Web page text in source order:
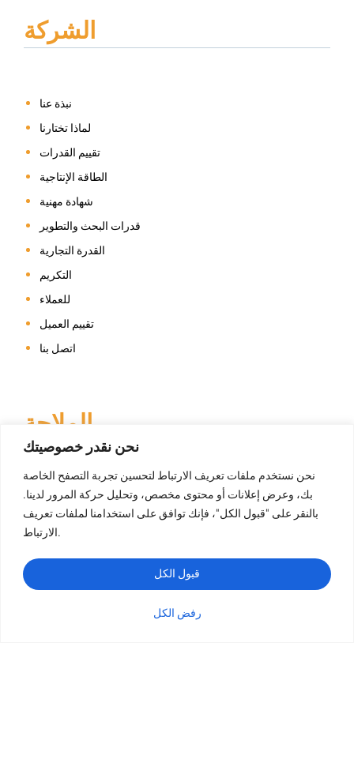
نحن نقدر خصوصيتك
نحن نستخدم ملفات تعريف الارتباط لتحسين تجربة التصفح الخاصة
بك، وعرض إعلانات أو محتوى مخصص، وتحليل حركة المرور لدينا.
بالنقر على "قبول الكل"، فإنك توافق على استخدامنا لملفات تعريف
الارتباط.
رفض الكل
قبول الكل
الشركة
نبذة عنا
لماذا تختارنا
تقييم القدرات
الطاقة الإنتاجية
شهادة مهنية
قدرات البحث والتطوير
القدرة التجارية
التكريم
للعملاء
تقييم العميل
اتصل بنا
الملاحة
طباعة الكتب
طباعة الكتب ذات الغلاف المقوى
طباعة الكتب بغلاف ورقي ورقي الورق
طباعة الكتاب اللوحي